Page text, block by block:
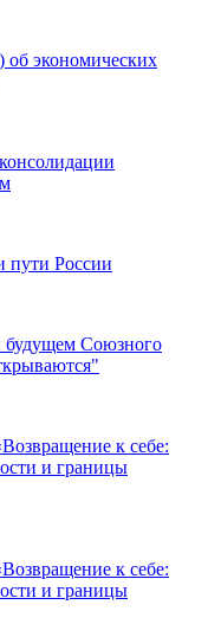
экономических
пути России
будущем Союзного
к себе:
и границы
к себе:
и границы